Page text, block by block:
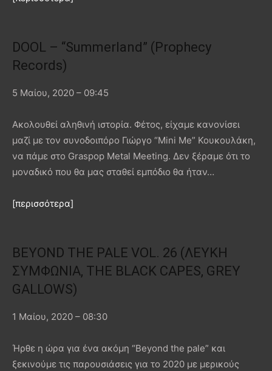
DOOL – “Summerland” (Prophecy
Records)
5 Μαίου, 2020 – 09:45
Ακολουθεί αληθινή ιστορία. Φέτος, είχαμε κανονίσει
μαζί με τον συνοδοιπόρο Γιώργο “Mini Me” Κουκουλάκη,
να πάμε στο Graspop Metal Meeting. Δεν ξέραμε ότι το
μοναδικό που θα μας σταθεί εμπόδιο θα ήταν…
[περισσότερα]
BEYOND THE PALE VOL. 26 (ΛΕΥΚΗ
ΣΥΜΦΩΝΙΑ, THE BLACK CAPES, GREY
GALLOWS)
1 Μαίου, 2020 – 08:30
Ήρθε η ώρα για ένα ακόμη “Beyond the pale” και
ξεκινούμε τις παρουσιάσεις για το 2020 με μερικούς